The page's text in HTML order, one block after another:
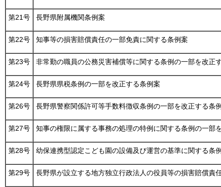
第21号 長野県附属機関条例案
第22号 知事等の損害賠償責任の一部免責に関する条例案
第23号 非常勤の職員の公務災害補償等に関する条例の一部を改正
第24号 長野県県税条例の一部を改正する条例案
第26号 長野県警察関係許可等手数料徴収条例の一部を改正する条
第27号 知事の権限に属する事務の処理の特例に関する条例の一部
第28号 幼保連携型認定こども園の設備及び運営の基準に関する条
第29号 長野県が設立する地方独立行政法人の役員等の損害賠償責